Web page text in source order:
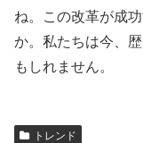
ね。この改革が成
か。私たちは今、
もしれません。
トレンド